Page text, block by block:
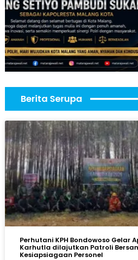
Berita Serupa
Perhutani KPH Bondowoso Gelar
Karhutla dilajutkan Patroli
Kesiapsiagaan Personel